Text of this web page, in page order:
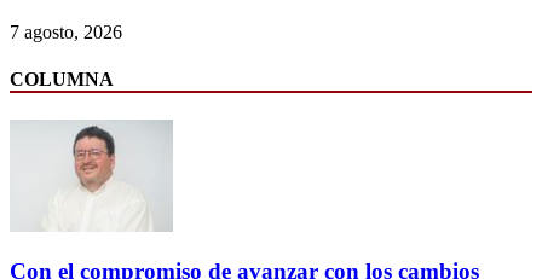
7 agosto, 2026
COLUMNA
Con el compromiso de avanzar con los cambios